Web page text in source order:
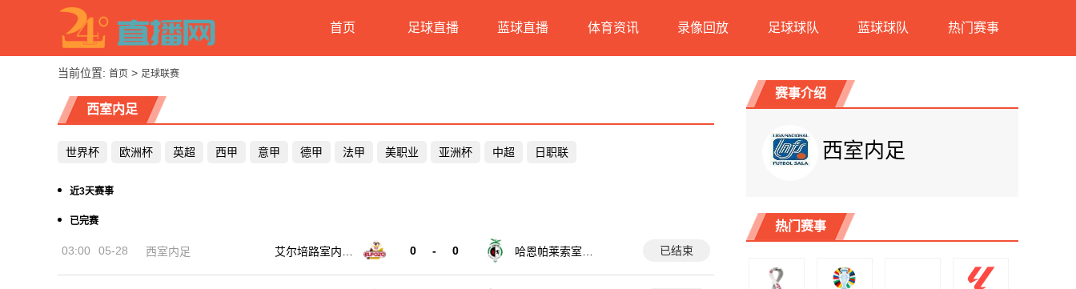
首页 足球直播 蓝球直播 体育资讯 录像回放 足球球队 蓝球球队 热门赛事
当前位置: 首页 > 足球联赛
西室内足
世界杯 欧洲杯 英超 西甲 意甲 德甲 法甲 美职业 亚洲杯 中超 日职联
近3天赛事
已完赛
03:00 05-28 西室内足
艾尔培路室内足
0 - 0
哈恩帕莱索室内
已结束
赛事介绍
西室内足
热门赛事